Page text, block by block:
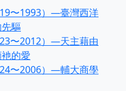
〜1993）—臺灣西洋
驅
〜2012）—天主藉由
的愛
〜2006）—輔大商學